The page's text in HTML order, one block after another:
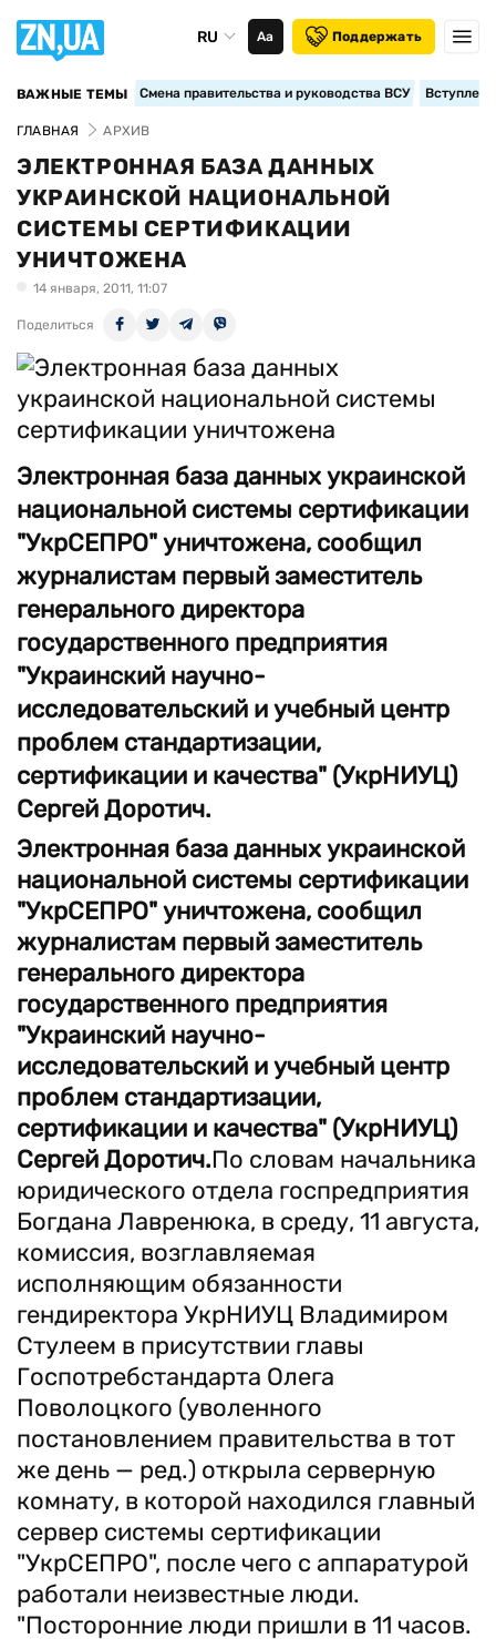
RU Аа Поддержать
ВАЖНЫЕ ТЕМЫ Смена правительства и руководства ВСУ
ГЛАВНАЯ АРХИВ
ЭЛЕКТРОННАЯ БАЗА ДАННЫХ
УКРАИНСКОЙ НАЦИОНАЛЬНОЙ
СИСТЕМЫ СЕРТИФИКАЦИИ
УНИЧТОЖЕНА
14 января, 2011, 11:07
Поделиться
Электронная база данных украинской
национальной системы сертификации
"УкрСЕПРО" уничтожена, сообщил
журналистам первый заместитель
генерального директора
государственного предприятия
"Украинский научно-
исследовательский и учебный центр
проблем стандартизации,
сертификации и качества" (УкрНИУЦ)
Сергей Доротич.
Электронная база данных украинской
национальной системы сертификации
"УкрСЕПРО" уничтожена, сообщил
журналистам первый заместитель
генерального директора
государственного предприятия
"Украинский научно-
исследовательский и учебный центр
проблем стандартизации,
сертификации и качества" (УкрНИУЦ)
Сергей Доротич.По словам начальника
юридического отдела госпредприятия
Богдана Лавренюка, в среду, 11 августа,
комиссия, возглавляемая
исполняющим обязанности
гендиректора УкрНИУЦ Владимиром
Стулеем в присутствии главы
Госпотребстандарта Олега
Поволоцкого (уволенного
постановлением правительства в тот
же день — ред.) открыла серверную
комнату, в которой находился главный
сервер системы сертификации
"УкрСЕПРО", после чего с аппаратурой
работали неизвестные люди.
"Посторонние люди пришли в 11 часов.